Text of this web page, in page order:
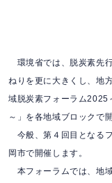
環境省では、脱炭素先
ねりを更に大きくし、地
域脱炭素フォーラム2025
～」を各地域ブロックで
今般、第４回目となる
岡市で開催します。
本フォーラムでは、地